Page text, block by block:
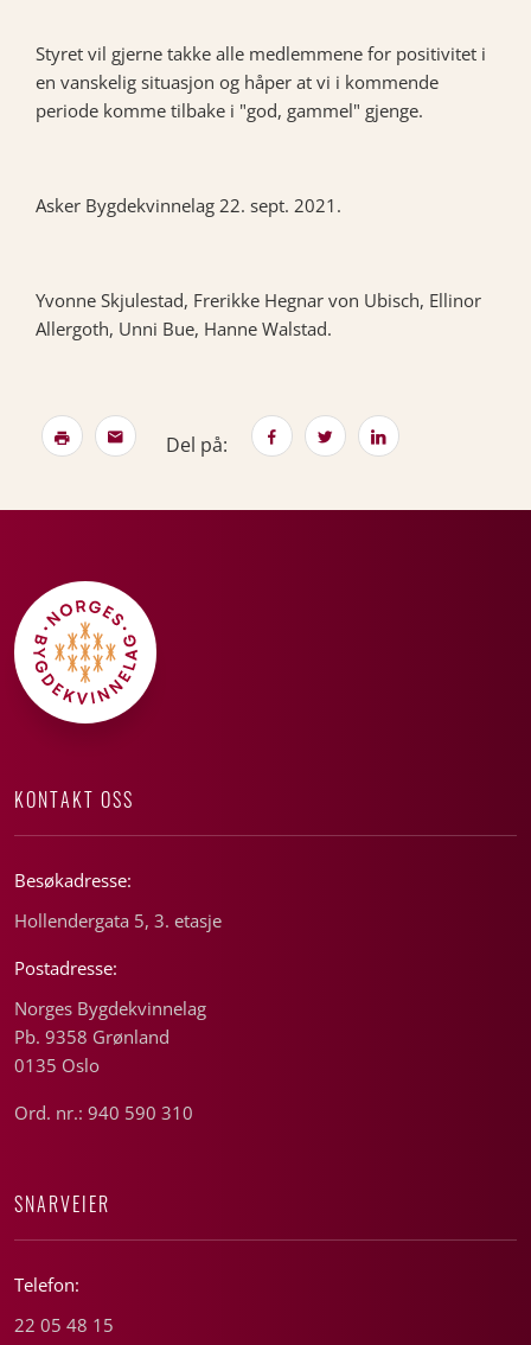
Styret vil gjerne takke alle medlemmene for positivitet i
en vanskelig situasjon og håper at vi i kommende
periode komme tilbake i "god, gammel" gjenge.
Asker Bygdekvinnelag 22. sept. 2021.
Yvonne Skjulestad, Frerikke Hegnar von Ubisch, Ellinor
Allergoth, Unni Bue, Hanne Walstad.
Del på:
KONTAKT OSS
Besøkadresse:
Hollendergata 5, 3. etasje
Postadresse:
Norges Bygdekvinnelag
Pb. 9358 Grønland
0135 Oslo
Ord. nr.: 940 590 310
SNARVEIER
Telefon:
22 05 48 15